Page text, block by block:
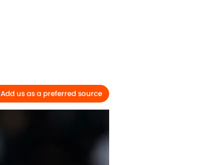
Add us as a preferred source